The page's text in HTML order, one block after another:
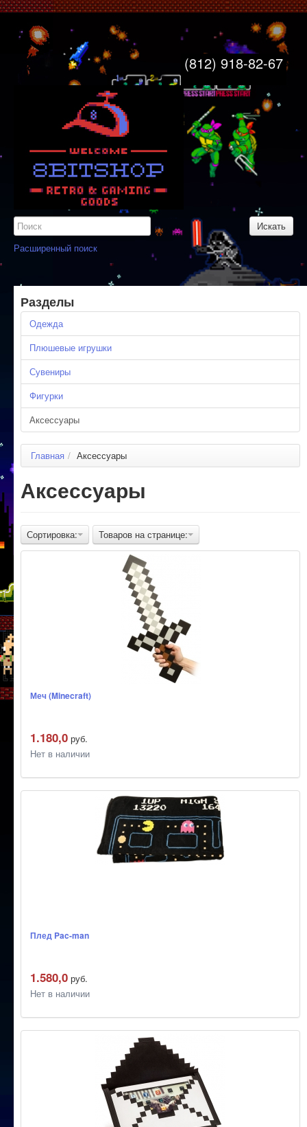
8bitshop
Главная
Свяжитесь с нами
Узнайте больше
Карта сайта
Регистрация
(812) 918-82-67
Расширенный поиск
Разделы
Одежда
Плюшевые игрушки
Сувениры
Фигурки
Аксессуары
Главная / Аксессуары
Аксессуары
Сортировка: Товаров на странице:
Меч (Minecraft)
1.180,0 руб.
Нет в наличии
Плед Pac-man
1.580,0 руб.
Нет в наличии